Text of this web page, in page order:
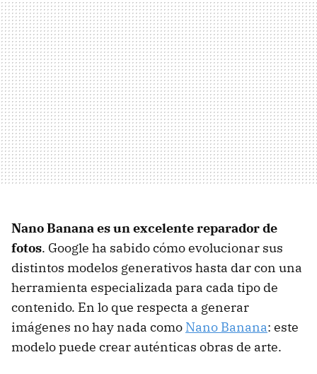
Nano Banana es un excelente reparador de
fotos. Google ha sabido cómo evolucionar sus
distintos modelos generativos hasta dar con una
herramienta especializada para cada tipo de
contenido. En lo que respecta a generar
imágenes no hay nada como Nano Banana: este
modelo puede crear auténticas obras de arte.